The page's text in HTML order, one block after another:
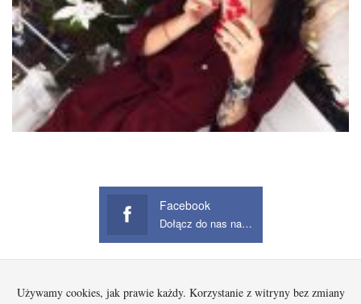
Facebook
Dołącz do nas na Facebook
Startowa Kobieta Dziecko Mężczyzna
Beauty
Używamy cookies, jak prawie każdy. Korzystanie z witryny bez zmiany